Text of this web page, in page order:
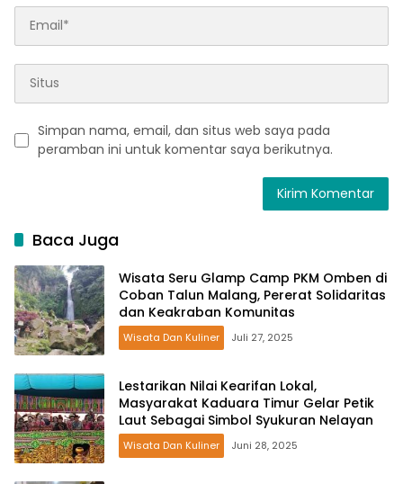
Simpan nama, email, dan situs web saya pada
peramban ini untuk komentar saya berikutnya.
Baca Juga
Wisata Seru Glamp Camp PKM Omben di
Coban Talun Malang, Pererat Solidaritas
dan Keakraban Komunitas
Wisata Dan Kuliner Juli 27, 2025
Lestarikan Nilai Kearifan Lokal,
Masyarakat Kaduara Timur Gelar Petik
Laut Sebagai Simbol Syukuran Nelayan
Wisata Dan Kuliner Juni 28, 2025